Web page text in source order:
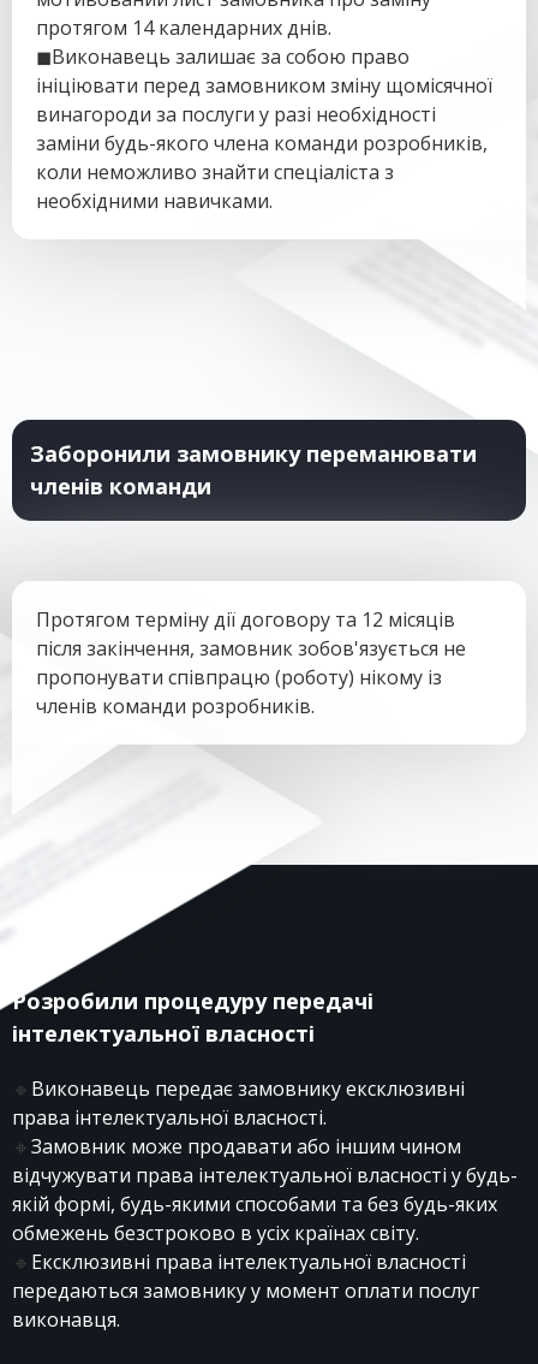
протягом 14 календарних днів.
◼Виконавець залишає за собою право
ініціювати перед замовником зміну щомісячної
винагороди за послуги у разі необхідності
заміни будь-якого члена команди розробників,
коли неможливо знайти спеціаліста з
необхідними навичками.
Протягом терміну дії договору та 12 місяців
після закінчення, замовник зобов'язується не
пропонувати співпрацю (роботу) нікому із
членів команди розробників.
Заборонили замовнику переманювати
членів команди
Розробили процедуру передачі
інтелектуальної власності
🔸 Виконавець передає замовнику ексклюзивні
права інтелектуальної власності.
🔸Замовник може продавати або іншим чином
відчужувати права інтелектуальної власності у будь-
якій формі, будь-якими способами та без будь-яких
обмежень безстроково в усіх країнах світу.
🔸 Ексклюзивні права інтелектуальної власності
передаються замовнику у момент оплати послуг
виконавця.